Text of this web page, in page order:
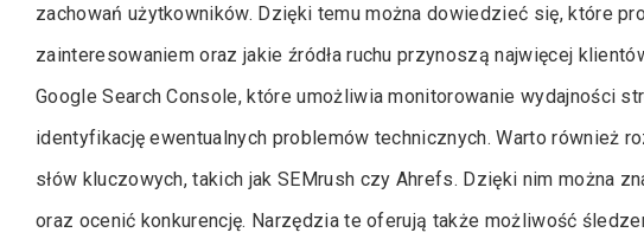
zachowań użytkowników. Dzięki temu można dowiedzieć się, które
zainteresowaniem oraz jakie źródła ruchu przynoszą najwięcej
Google Search Console, które umożliwia monitorowanie wydajności
identyfikację ewentualnych problemów technicznych. Warto również
słów kluczowych, takich jak SEMrush czy Ahrefs. Dzięki nim można
oraz ocenić konkurencję. Narzędzia te oferują także możliwość